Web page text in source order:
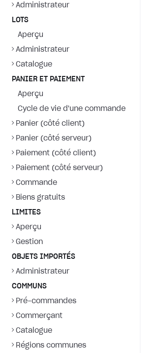
Administrateur
LOTS
Aperçu
Administrateur
Catalogue
PANIER ET PAIEMENT
Aperçu
Cycle de vie d'une commande
Panier (côté client)
Panier (côté serveur)
Paiement (côté client)
Paiement (côté serveur)
Commande
Biens gratuits
LIMITES
Aperçu
Gestion
OBJETS IMPORTÉS
Administrateur
COMMUNS
Pré-commandes
Commerçant
Catalogue
Régions communes